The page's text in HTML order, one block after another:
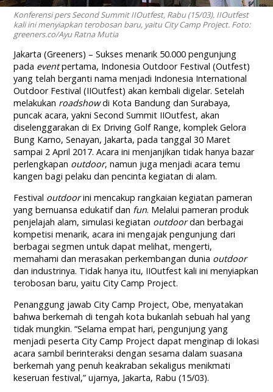
Konferensi pers Second Summit IIOutfest, Rabu (15/03). IIOutfest
kali ini menyiapkan terobosan baru, yaitu City Camp Project. Foto:
greeners.co/Ayu Ratna Mutia
Jakarta (Greeners) – Sukses menarik 50.000 pengunjung
pada eventpertama, Indonesia Outdoor Festival (Outfest)
yang telah berganti nama menjadi Indonesia International
Outdoor Festival (IIOutfest) akan kembali digelar. Setelah
melakukan roadshowdi Kota Bandung dan Surabaya,
puncak acara, yakni Second Summit IIOutfest, akan
diselenggarakan di Ex Driving Golf Range, komplek Gelora
Bung Karno, Senayan, Jakarta, pada tanggal 30 Maret
sampai 2 April 2017. Acara ini menjanjikan tidak hanya bazar
perlengkapan outdoor, namun juga menjadi acara temu
kangen bagi pelaku dan pencinta kegiatan di alam.
Festival outdoorini mencakup rangkaian kegiatan pameran
yang bernuansa edukatif dan fun. Melalui pameran produk
penjelajah alam, simulasi kegiatan outdoordan berbagai
kompetisi menarik, acara ini mengajak pengunjung dari
berbagai segmen untuk dapat melihat, mengerti,
memahami dan merasakan perkembangan dunia outdoor
dan industrinya. Tidak hanya itu, IIOutfest kali ini menyiapkan
terobosan baru, yaitu City Camp Project.
Penanggung jawab City Camp Project, Obe, menyatakan
bahwa berkemah di tengah kota bukanlah sebuah hal yang
tidak mungkin. “Selama empat hari, pengunjung yang
menjadi peserta City Camp Project dapat menginap di lokasi
acara sambil berinteraksi dengan sesama dalam suasana
berkemah yang penuh keakraban sekaligus menikmati
keseruan festival,” ujarnya, Jakarta, Rabu (15/03).